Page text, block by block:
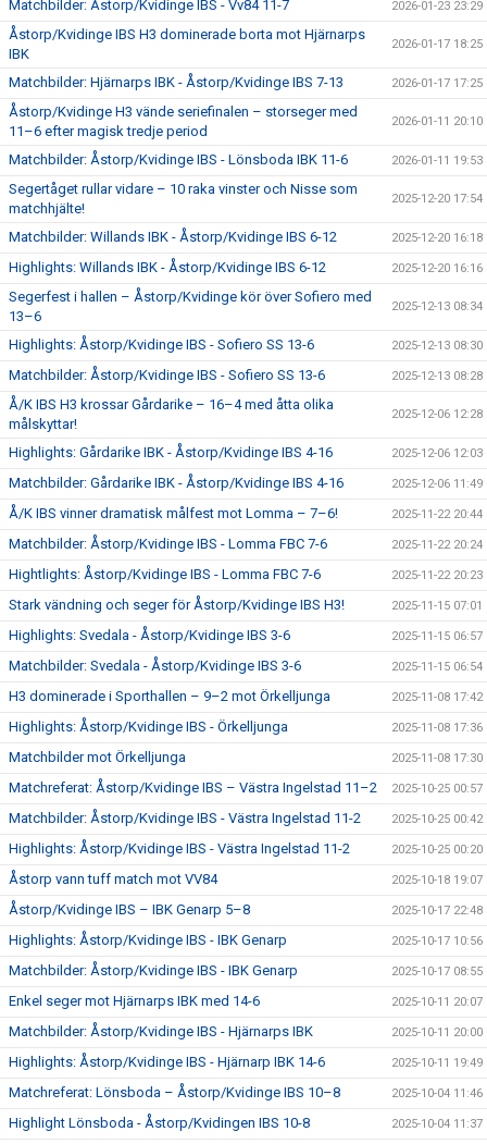
Matchbilder: Åstorp/Kvidinge IBS - Vv84 11-7 2026-01-23 23:29
Åstorp/Kvidinge IBS H3 dominerade borta mot Hjärnarps
IBK
2026-01-17 18:25
Matchbilder: Hjärnarps IBK - Åstorp/Kvidinge IBS 7-13 2026-01-17 17:25
Åstorp/Kvidinge H3 vände seriefinalen – storseger med
11–6 efter magisk tredje period
2026-01-11 20:10
Matchbilder: Åstorp/Kvidinge IBS - Lönsboda IBK 11-6 2026-01-11 19:53
Segertåget rullar vidare – 10 raka vinster och Nisse som
matchhjälte!
2025-12-20 17:54
Matchbilder: Willands IBK - Åstorp/Kvidinge IBS 6-12 2025-12-20 16:18
Highlights: Willands IBK - Åstorp/Kvidinge IBS 6-12 2025-12-20 16:16
Segerfest i hallen – Åstorp/Kvidinge kör över Sofiero med
13–6
2025-12-13 08:34
Highlights: Åstorp/Kvidinge IBS - Sofiero SS 13-6 2025-12-13 08:30
Matchbilder: Åstorp/Kvidinge IBS - Sofiero SS 13-6 2025-12-13 08:28
Å/K IBS H3 krossar Gårdarike – 16–4 med åtta olika
målskyttar!
2025-12-06 12:28
Highlights: Gårdarike IBK - Åstorp/Kvidinge IBS 4-16 2025-12-06 12:03
Matchbilder: Gårdarike IBK - Åstorp/Kvidinge IBS 4-16 2025-12-06 11:49
Å/K IBS vinner dramatisk målfest mot Lomma – 7–6! 2025-11-22 20:44
Matchbilder: Åstorp/Kvidinge IBS - Lomma FBC 7-6 2025-11-22 20:24
Hightlights: Åstorp/Kvidinge IBS - Lomma FBC 7-6 2025-11-22 20:23
Stark vändning och seger för Åstorp/Kvidinge IBS H3! 2025-11-15 07:01
Highlights: Svedala - Åstorp/Kvidinge IBS 3-6 2025-11-15 06:57
Matchbilder: Svedala - Åstorp/Kvidinge IBS 3-6 2025-11-15 06:54
H3 dominerade i Sporthallen – 9–2 mot Örkelljunga 2025-11-08 17:42
Highlights: Åstorp/Kvidinge IBS - Örkelljunga 2025-11-08 17:36
Matchbilder mot Örkelljunga 2025-11-08 17:30
Matchreferat: Åstorp/Kvidinge IBS – Västra Ingelstad 11–2 2025-10-25 00:57
Matchbilder: Åstorp/Kvidinge IBS - Västra Ingelstad 11-2 2025-10-25 00:42
Highlights: Åstorp/Kvidinge IBS - Västra Ingelstad 11-2 2025-10-25 00:20
Åstorp vann tuff match mot VV84 2025-10-18 19:07
Åstorp/Kvidinge IBS – IBK Genarp 5–8 2025-10-17 22:48
Highlights: Åstorp/Kvidinge IBS - IBK Genarp 2025-10-17 10:56
Matchbilder: Åstorp/Kvidinge IBS - IBK Genarp 2025-10-17 08:55
Enkel seger mot Hjärnarps IBK med 14-6 2025-10-11 20:07
Matchbilder: Åstorp/Kvidinge IBS - Hjärnarps IBK 2025-10-11 20:00
Highlights: Åstorp/Kvidinge IBS - Hjärnarp IBK 14-6 2025-10-11 19:49
Matchreferat: Lönsboda – Åstorp/Kvidinge IBS 10–8 2025-10-04 11:46
Highlight Lönsboda - Åstorp/Kvidingen IBS 10-8 2025-10-04 11:37